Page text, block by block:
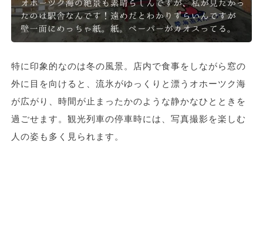
特に印象的なのは冬の風景。店内で食事をしながら窓の
外に目を向けると、流氷がゆっくりと漂うオホーツク海
が広がり、時間が止まったかのような静かなひとときを
過ごせます。観光列車の停車時には、写真撮影を楽しむ
人の姿も多く見られます。